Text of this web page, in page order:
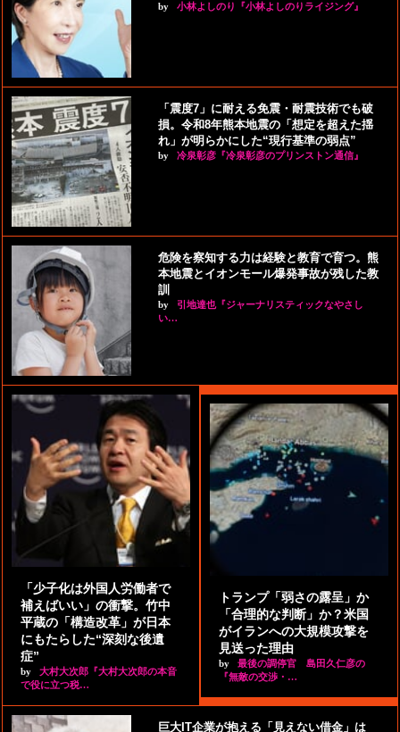
by 小林よしのり『小林よしのりライジング』
「震度7」に耐える免震・耐震技術でも破
損。令和8年熊本地震の「想定を超えた揺
れ」が明らかにした“現行基準の弱点”
by 冷泉彰彦『冷泉彰彦のプリンストン通信』
危険を察知する力は経験と教育で育つ。熊
本地震とイオンモール爆発事故が残した教
訓
by
引地達也『ジャーナリスティックなやさし
い…
「少子化は外国人労働者で
補えばいい」の衝撃。竹中
平蔵の「構造改革」が日本
にもたらした“深刻な後遺
症”
by
大村大次郎『大村大次郎の本音
で役に立つ税…
トランプ「弱さの露呈」か
「合理的な判断」か？米国
がイランへの大規模攻撃を
見送った理由
by
最後の調停官 島田久仁彦の
『無敵の交渉・…
巨大IT企業が抱える「見えない借金」は